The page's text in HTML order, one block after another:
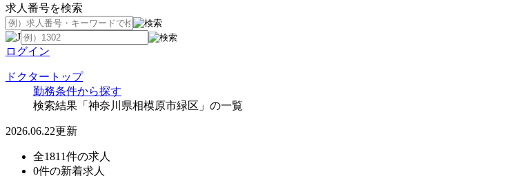
求人番号を検索
ログイン
ドクタートップ
勤務条件から探す
検索結果「神奈川県相模原市緑区」の一覧
2026.06.22更新
全1811件の求人
0件の新着求人